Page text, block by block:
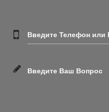
Введите Телефон или
Введите Ваш Вопрос